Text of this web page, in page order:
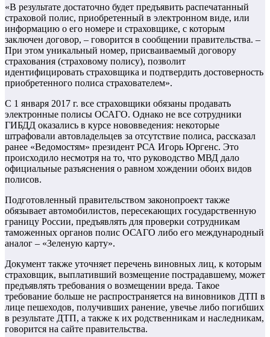
«В результате достаточно будет предъявить распечатанный
страховой полис, приобретенный в электронном виде, или
информацию о его номере и страховщике, с которым
заключен договор, – говорится в сообщении правительства. –
При этом уникальный номер, присваиваемый договору
страхования (страховому полису), позволит
идентифицировать страховщика и подтвердить достоверность
приобретенного полиса страхователем».
С 1 января 2017 г. все страховщики обязаны продавать
электронные полисы ОСАГО. Однако не все сотрудники
ГИБДД оказались в курсе нововведения: некоторые
штрафовали автовладельцев за отсутствие полиса, рассказал
ранее «Ведомостям» президент РСА Игорь Юргенс. Это
происходило несмотря на то, что руководство МВД дало
официальные разъяснения о равном хождении обоих видов
полисов.
Подготовленный правительством законопроект также
обязывает автомобилистов, пересекающих государственную
границу России, предъявлять для проверки сотрудникам
таможенных органов полис ОСАГО либо его международный
аналог – «Зеленую карту».
Документ также уточняет перечень виновных лиц, к которым
страховщик, выплативший возмещение пострадавшему, может
предъявлять требования о возмещении вреда. Такое
требование больше не распространяется на виновников ДТП в
лице пешеходов, получивших ранение, увечье либо погибших
в результате ДТП, а также к их родственникам и наследникам,
говорится на сайте правительства.